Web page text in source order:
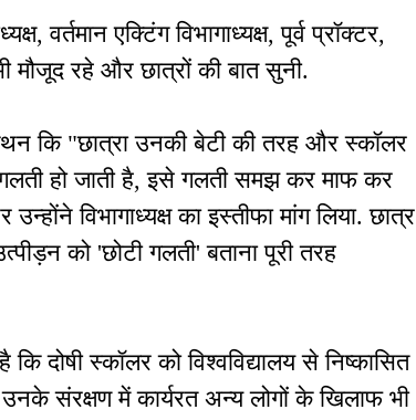
वर्तमान एक्टिंग विभागाध्यक्ष, पूर्व प्रॉक्टर,
रहे और छात्रों की बात सुनी.
कथन कि "छात्रा उनकी बेटी की तरह और स्कॉलर
हो जाती है, इसे गलती समझ कर माफ कर
विभागाध्यक्ष का इस्तीफा मांग लिया. छात्र
को 'छोटी गलती' बताना पूरी तरह
दोषी स्कॉलर को विश्वविद्यालय से निष्कासित
संरक्षण में कार्यरत अन्य लोगों के खिलाफ भी